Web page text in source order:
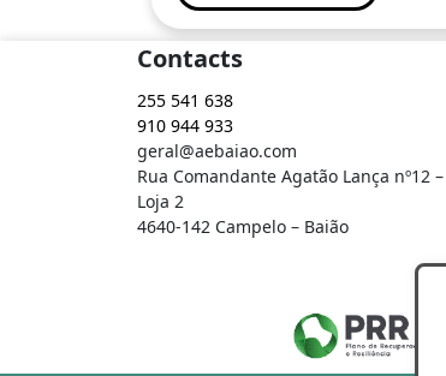
Contacts
255 541 638
910 944 933
geral@aebaiao.com
Rua Comandante Agatão Lança nº12 –
Loja 2
4640-142 Campelo – Baião